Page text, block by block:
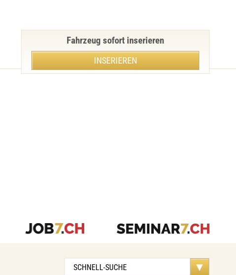
Fahrzeug sofort inserieren
INSERIEREN